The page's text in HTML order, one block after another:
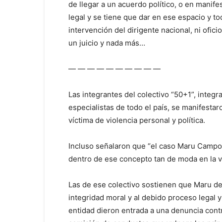
de llegar a un acuerdo político, o en
legal y se tiene que dar en ese espacio y
intervención del dirigente nacional, ni
un juicio y nada más…
— — — — — — — — — —
Las integrantes del colectivo “50+1”,
especialistas de todo el país, se
víctima de violencia personal y política.
Incluso señalaron que “el caso Maru
dentro de ese concepto tan de moda en la
Las de ese colectivo sostienen que Maru
integridad moral y al debido proceso legal
entidad dieron entrada a una denuncia